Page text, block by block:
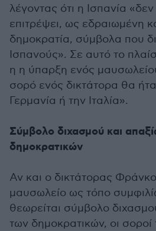
λέγοντας ότι η Ισπανία
επιτρέψει, ως εδραιωμένη
δημοκρατία, σύμβολα που
Ισπανούς». Σε αυτό το
η η ύπαρξη ενός
σορό ενός δικτάτορα θα
Γερμανία ή την Ιταλία».
Σύμβολο διχασμού και
δημοκρατικών
Αν και ο δικτάτορας
μαυσωλείο ως τόπο
θεωρείται σύμβολο
των δημοκρατικών, οι